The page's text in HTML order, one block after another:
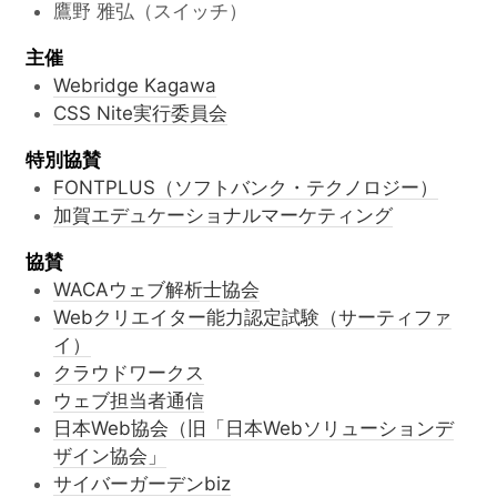
鷹野 雅弘（スイッチ）
主催
Webridge Kagawa
CSS Nite実行委員会
特別協賛
FONTPLUS（ソフトバンク・テクノロジー）
加賀エデュケーショナルマーケティング
協賛
WACAウェブ解析士協会
Webクリエイター能力認定試験（サーティファ
イ）
クラウドワークス
ウェブ担当者通信
日本Web協会（旧「日本Webソリューションデ
ザイン協会」
サイバーガーデンbiz